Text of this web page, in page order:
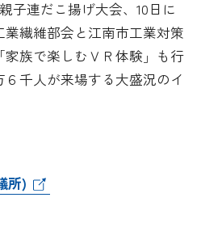
周年宣言
子連だこ揚げ大会、10日に
繊維部会と江南市工業対策
族で楽しむＶＲ体験」も行
千人が来場する大盛況のイ
所)